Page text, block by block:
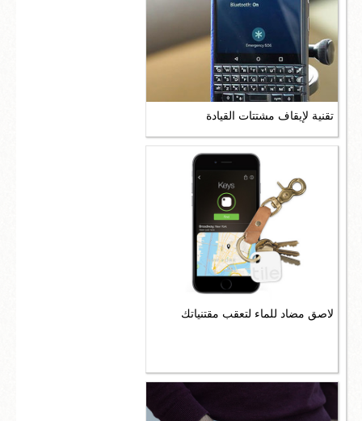
تقنية لإيقاف مشتتات القيادة
لاصق مضاد للماء لتعقب مقتنياتك